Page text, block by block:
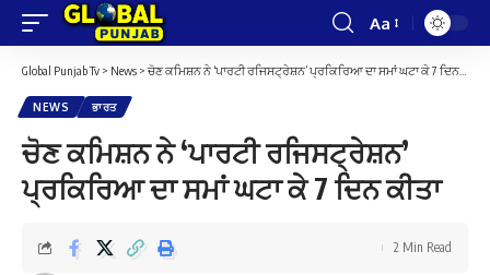
Font
Resizer
Aa
Global Punjab Tv > News > ਚੋਣ ਕਮਿਸ਼ਨ ਨੇ ‘ਪਾਰਟੀ ਰਜਿਸਟ੍ਰੇਸ਼ਨ’ ਪ੍ਰਕਿਰਿਆ ਦਾ ਸਮਾਂ ਘਟਾ ਕੇ 7 ਦਿਨ ਕੀਤਾ
NEWS ਭਾਰਤ
ਚੋਣ ਕਮਿਸ਼ਨ ਨੇ ‘ਪਾਰਟੀ ਰਜਿਸਟ੍ਰੇਸ਼ਨ’
ਪ੍ਰਕਿਰਿਆ ਦਾ ਸਮਾਂ ਘਟਾ ਕੇ 7 ਦਿਨ ਕੀਤਾ
2 Min Read